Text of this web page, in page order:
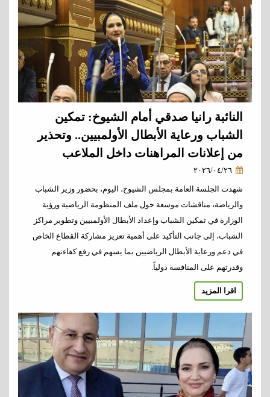
النائبة رانيا صدقي أمام الشيوخ: تمكين
الشباب ورعاية الأبطال الأولمبيين.. وتحذير
من إعلانات المراهنات داخل الملاعب
شهدت الجلسة العامة بمجلس الشيوخ، اليوم، بحضور وزير الشباب
والرياضة، مناقشات موسعة حول ملف المنظومة الرياضية ورؤية
الوزارة في تمكين الشباب وإعداد الأبطال الأولمبيين وتطوير مراكز
الشباب، إلى جانب التأكيد على أهمية تعزيز مشاركة القطاع الخاص
في دعم ورعاية الأبطال الرياضيين بما يسهم في رفع كفاءتهم
وقدرتهم على المنافسة دولياً.
اقرا المزيد